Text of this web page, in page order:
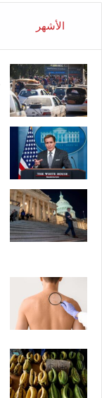
الأشهر